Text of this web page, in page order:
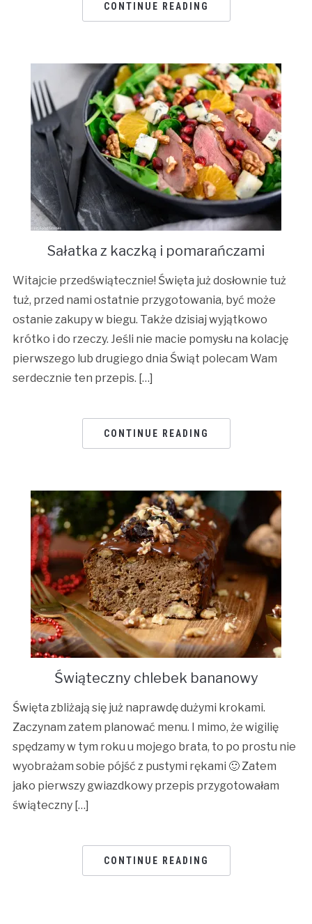
CONTINUE READING
Sałatka z kaczką i pomarańczami
Witajcie przedświątecznie! Święta już dosłownie tuż
tuż, przed nami ostatnie przygotowania, być może
ostanie zakupy w biegu. Także dzisiaj wyjątkowo
krótko i do rzeczy. Jeśli nie macie pomysłu na kolację
pierwszego lub drugiego dnia Świąt polecam Wam
serdecznie ten przepis. […]
CONTINUE READING
Świąteczny chlebek bananowy
Święta zbliżają się już naprawdę dużymi krokami.
Zaczynam zatem planować menu. I mimo, że wigilię
spędzamy w tym roku u mojego brata, to po prostu nie
wyobrażam sobie pójść z pustymi rękami 🙂 Zatem
jako pierwszy gwiazdkowy przepis przygotowałam
świąteczny […]
CONTINUE READING